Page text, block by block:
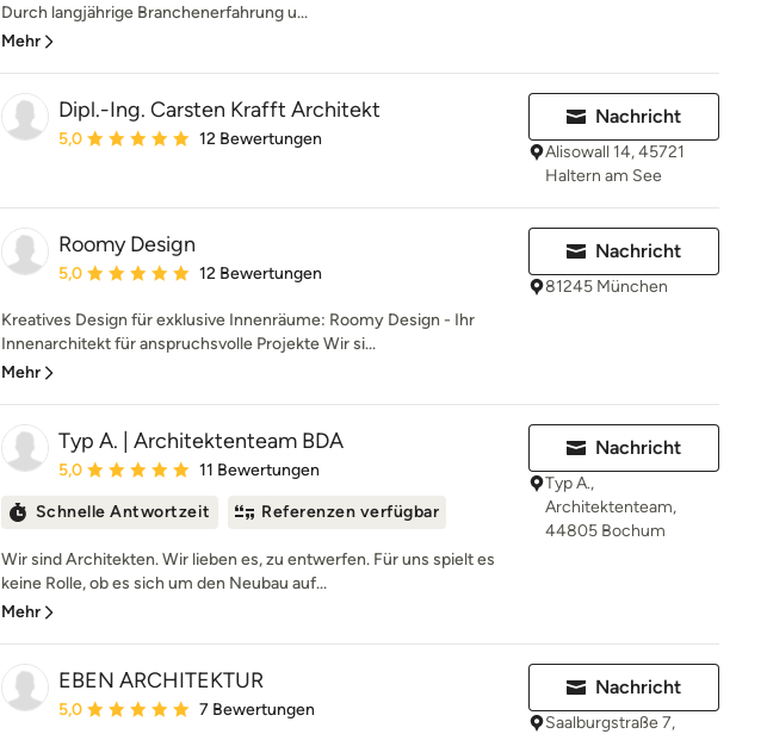
Durch langjährige Branchenerfahrung u...
Mehr
Dipl.-Ing. Carsten Krafft Architekt
Durchschnittliche Bewertung: 5 von 5 Sternen
5,0 12 Bewertungen
Nachricht
Alisowall 14, 45721
Haltern am See
Roomy Design
Durchschnittliche Bewertung: 5 von 5 Sternen
5,0 12 Bewertungen
Kreatives Design für exklusive Innenräume: Roomy Design - Ihr
Innenarchitekt für anspruchsvolle Projekte Wir si...
Mehr
Nachricht
81245 München
Typ A. | Architektenteam BDA
Durchschnittliche Bewertung: 5 von 5 Sternen
5,0 11 Bewertungen
Schnelle Antwortzeit Referenzen verfügbar
Wir sind Architekten. Wir lieben es, zu entwerfen. Für uns spielt es
keine Rolle, ob es sich um den Neubau auf...
Mehr
Nachricht
Typ A.,
Architektenteam,
44805 Bochum
EBEN ARCHITEKTUR
Durchschnittliche Bewertung: 5 von 5 Sternen
5,0 7 Bewertungen
Nachricht
Saalburgstraße 7,